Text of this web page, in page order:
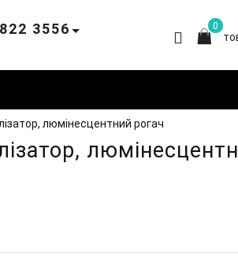
0
3556
люмінесцентний рогач